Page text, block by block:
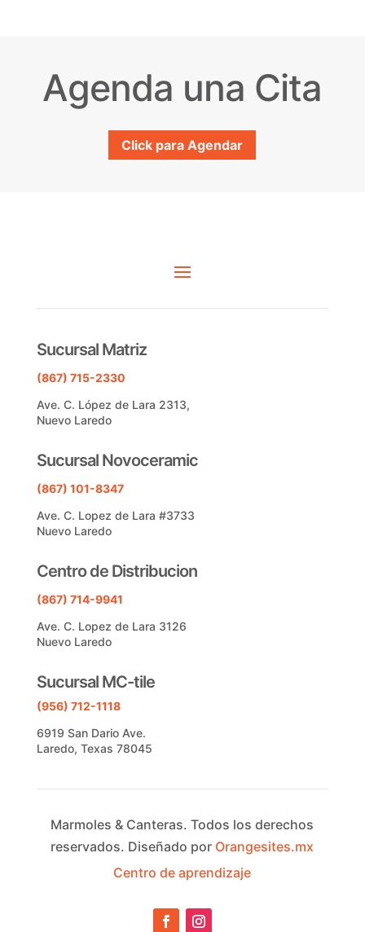
Agenda una Cita
Click para Agendar
Sucursal Matriz
(867) 715-2330
Ave. C. López de Lara 2313,
Nuevo Laredo
Sucursal Novoceramic
(867) 101-8347
Ave. C. Lopez de Lara #3733
Nuevo Laredo
Centro de Distribucion
(867) 714-9941
Ave. C. Lopez de Lara 3126
Nuevo Laredo
Sucursal MC-tile
(956) 712-1118
6919 San Dario Ave.
Laredo, Texas 78045
Marmoles & Canteras.Todos los derechos
reservados. Diseñado por Orangesites.mx
Centro de aprendizaje